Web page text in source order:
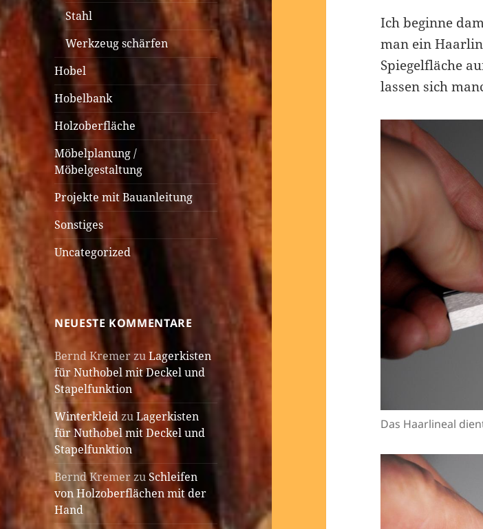
Stahl
Werkzeug schärfen
Hobel
Hobelbank
Holzoberfläche
Möbelplanung /
Möbelgestaltung
Projekte mit Bauanleitung
Sonstiges
Uncategorized
NEUESTE KOMMENTARE
Bernd KremerzuLagerkisten
für Nuthobel mit Deckel und
Stapelfunktion
WinterkleidzuLagerkisten
für Nuthobel mit Deckel und
Stapelfunktion
Bernd KremerzuSchleifen
von Holzoberflächen mit der
Hand
Ich beginne
man ein
Spiegelfläche
lassen sich
Das Haarlineal